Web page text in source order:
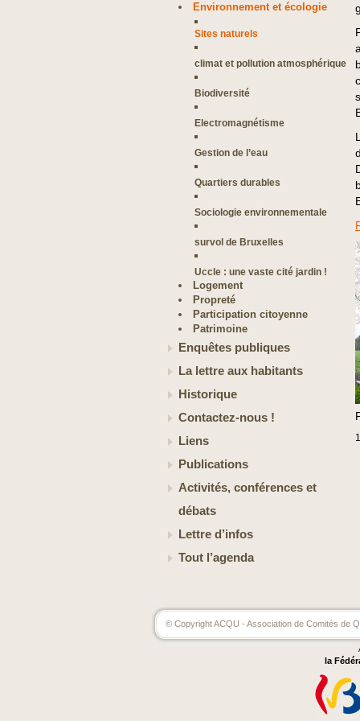
Environnement et écologie
Sites naturels
climat et pollution atmosphérique
Biodiversité
Electromagnétisme
Gestion de l’eau
Quartiers durables
Sociologie environnementale
survol de Bruxelles
Uccle : une vaste cité jardin !
Logement
Propreté
Participation citoyenne
Patrimoine
Enquêtes publiques
La lettre aux habitants
Historique
Contactez-nous !
Liens
Publications
Activités, conférences et
débats
Lettre d’infos
Tout l’agenda
© Copyright ACQU - Association de Comités de
la